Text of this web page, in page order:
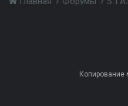
Копирование